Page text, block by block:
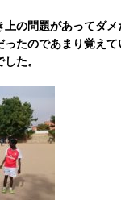
の問題があってダ
たのであまり覚え
た。